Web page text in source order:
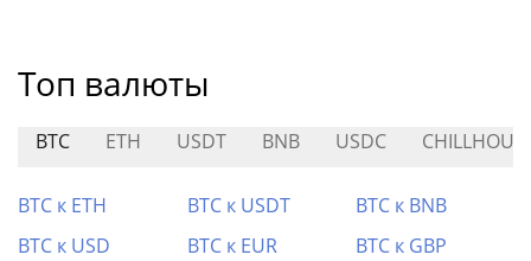
Топ валюты
BTC ETH USDT BNB USDC
BTC к ETH BTC к USDT
BTC к BNB
BTC к USD
BTC к EUR
BTC к GBP